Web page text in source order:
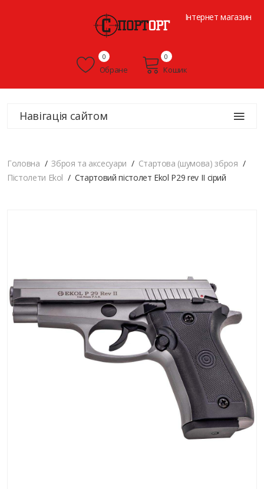
Інтернет магазин
Обране
0
Кошик
0
Навігація сайтом
Головна Зброя та аксесуари
Стартова (шумова) зброя
Пістолети Ekol
Стартовий пістолет Ekol P29 rev II сірий